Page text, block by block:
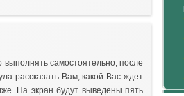
самостоятельно, после
рассказать Вам, какой Вас ждет
На экран будут выведены пять